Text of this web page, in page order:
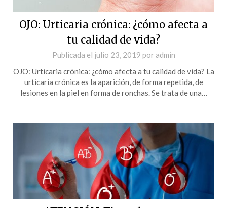
OJO: Urticaria crónica: ¿cómo afecta a
tu calidad de vida?
Publicada el julio 23, 2019 por admin
OJO: Urticaria crónica: ¿cómo afecta a tu calidad de vida? La
urticaria crónica es la aparición, de forma repetida, de
lesiones en la piel en forma de ronchas. Se trata de una…